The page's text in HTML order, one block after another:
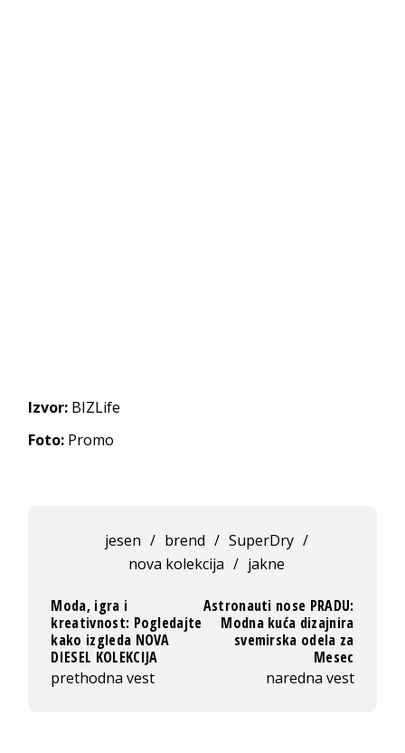
Izvor: BIZLife
Foto: Promo
jesen / brend / SuperDry /
nova kolekcija / jakne
Moda, igra i
kreativnost: Pogledajte
kako izgleda NOVA
DIESEL KOLEKCIJA
prethodna vest
Astronauti nose PRADU:
Modna kuća dizajnira
svemirska odela za
Mesec
naredna vest